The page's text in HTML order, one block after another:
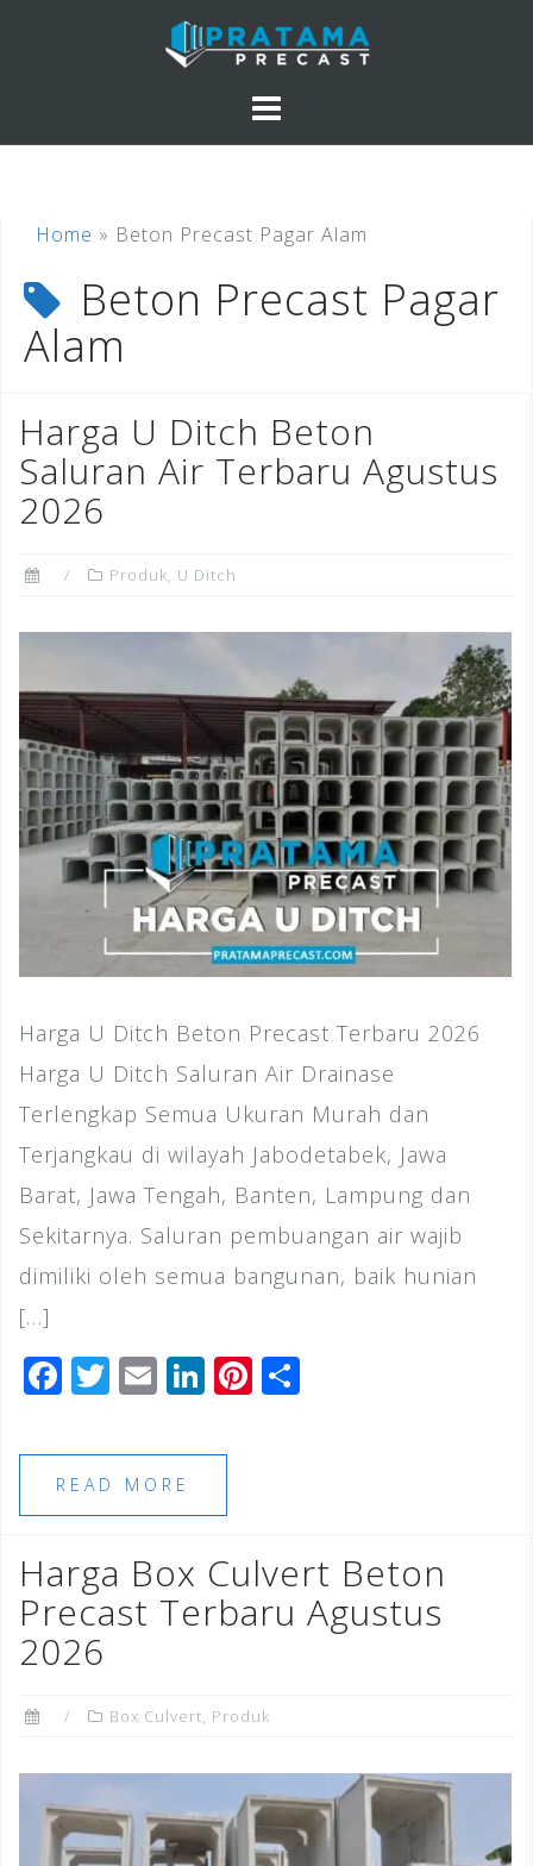
Home » Beton Precast Pagar Alam
Beton Precast Pagar
Alam
Harga U Ditch Beton
Saluran Air Terbaru Agustus
2026
Produk, U Ditch
Harga U Ditch Beton Precast Terbaru 2026
Harga U Ditch Saluran Air Drainase
Terlengkap Semua Ukuran Murah dan
Terjangkau di wilayah Jabodetabek, Jawa
Barat, Jawa Tengah, Banten, Lampung dan
Sekitarnya. Saluran pembuangan air wajib
dimiliki oleh semua bangunan, baik hunian
[…]
F
c
e
b
o
o
k
T
tt
e
r
E
ai
l
Li
k
dI
n
Pi
st
READ MORE
Harga Box Culvert Beton
Precast Terbaru Agustus
2026
Box Culvert, Produk